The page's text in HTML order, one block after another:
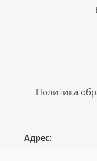
Политика
Адрес: